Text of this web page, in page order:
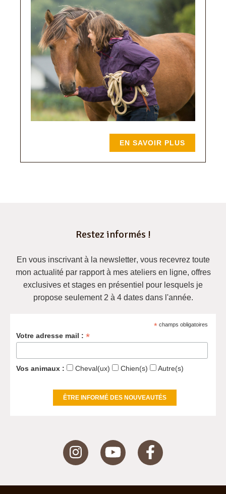
EN SAVOIR PLUS
Restez informés !
En vous inscrivant à la newsletter, vous recevrez toute
mon actualitépar rapport à mes ateliers en ligne, offres
exclusives etstages en présentiel pour lesquels je
propose seulement 2 à 4 dates dans l'année.
* champs obligatoires
Votre adresse mail : *
Vos animaux : Cheval(ux) Chien(s) Autre(s)